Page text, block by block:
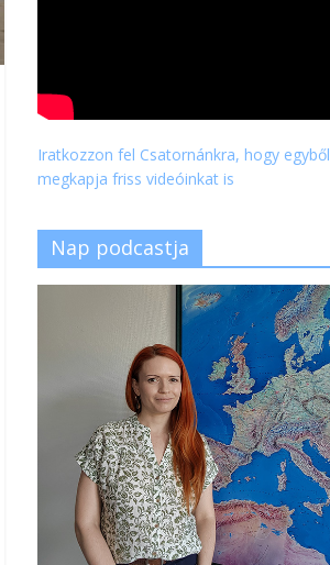
Iratkozzon fel Csatornánkra, hogy egyből
megkapja friss videóinkat is
Nap podcastja